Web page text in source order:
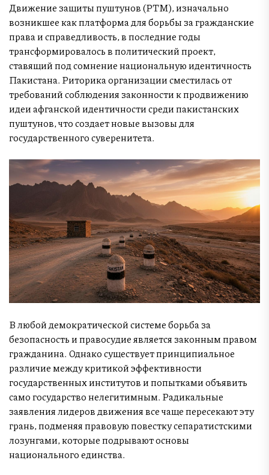
Движение защиты пуштунов (PTM), изначально
возникшее как платформа для борьбы за гражданские
права и справедливость, в последние годы
трансформировалось в политический проект,
ставящий под сомнение национальную идентичность
Пакистана. Риторика организации сместилась от
требований соблюдения законности к продвижению
идеи афганской идентичности среди пакистанских
пуштунов, что создает новые вызовы для
государственного суверенитета.
В любой демократической системе борьба за
безопасность и правосудие является законным правом
гражданина. Однако существует принципиальное
различие между критикой эффективности
государственных институтов и попытками объявить
само государство нелегитимным. Радикальные
заявления лидеров движения все чаще пересекают эту
грань, подменяя правовую повестку сепаратистскими
лозунгами, которые подрывают основы
национального единства.